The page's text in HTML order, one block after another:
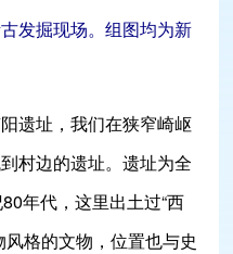
发掘现场。组图均为新
址，我们在狭窄崎岖
村边的遗址。遗址为全
年代，这里出土过“西
格的文物，位置也与史